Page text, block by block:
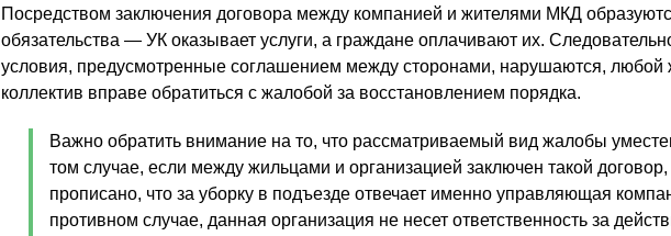
Посредством заключения договора между компанией и жителями МКД
обязательства — УК оказывает услуги, а граждане оплачивают их.
условия, предусмотренные соглашением между сторонами, нарушаются, любой
коллектив вправе обратиться с жалобой за восстановлением порядка.
Важно обратить внимание на то, что рассматриваемый вид жалобы
том случае, если между жильцами и организацией заключен такой договор,
прописано, что за уборку в подъезде отвечает именно управляющая
противном случае, данная организация не несет ответственность за